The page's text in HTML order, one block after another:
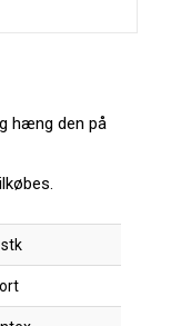
hæng den på